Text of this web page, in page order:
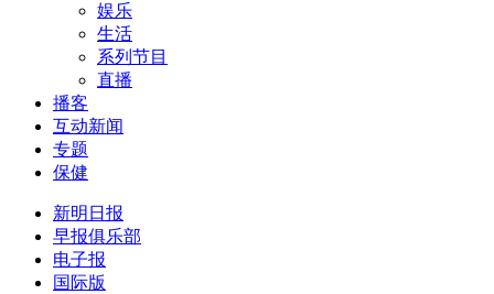
娱乐
生活
系列节目
直播
播客
互动新闻
专题
保健
新明日报
早报俱乐部
电子报
国际版